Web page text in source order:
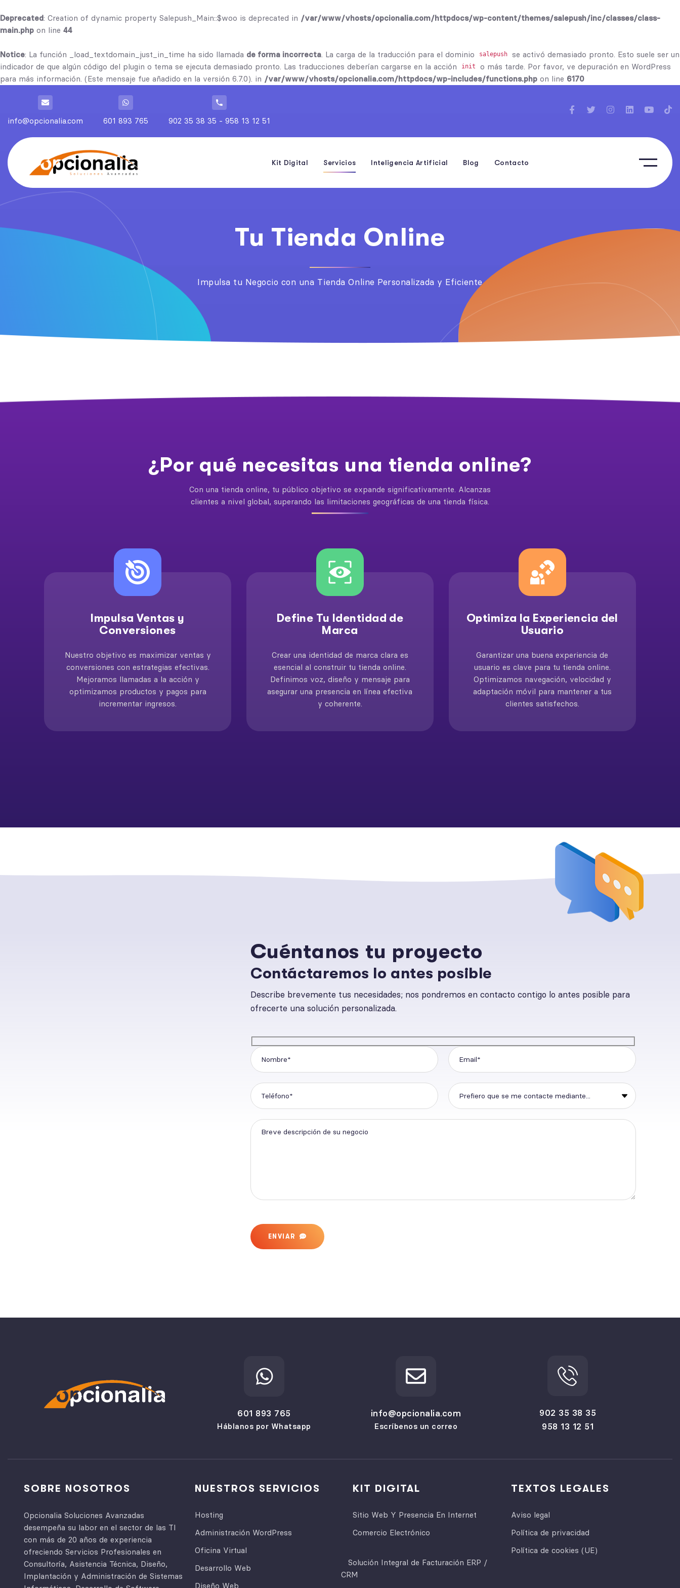
Deprecated: Creation of dynamic property Salepush_Main::$woo is deprecated in /var/www/vhosts/opcionalia.com/httpdocs/wp-content/themes/salepush/inc/classes/class-
main.php on line 44
Notice: La función _load_textdomain_just_in_time ha sido llamada de forma incorrecta. La carga de la traducción para el dominio salepush
se activó demasiado pronto. Esto suele ser un
indicador de que algún código del plugin o tema se ejecuta demasiado pronto. Las traducciones deberían cargarse en la acción
init o más tarde. Por favor, ve depuración en WordPress
para más información. (Este mensaje fue añadido en la versión 6.7.0). in /var/www/vhosts/opcionalia.com/httpdocs/wp-includes/functions.php on line 6170
info@opcionalia.com 601 893 765 902 35 38 35 - 958 13 12 51
Kit Digital Servicios Inteligencia Artificial Blog Contacto
Tu Tienda Online
Impulsa tu Negocio con una Tienda Online Personalizada y Eficiente
¿Por qué necesitas una tienda online?
Con una tienda online, tu público objetivo se expande significativamente. Alcanzas
clientes a nivel global, superando las limitaciones geográficas de una tienda física.
Impulsa Ventas y
Conversiones
Nuestro objetivo es maximizar ventas y
conversiones con estrategias efectivas.
Mejoramos llamadas a la acción y
optimizamos productos y pagos para
incrementar ingresos.
Define Tu Identidad de
Marca
Crear una identidad de marca clara es
esencial al construir tu tienda online.
Definimos voz, diseño y mensaje para
asegurar una presencia en línea efectiva
y coherente.
Optimiza la Experiencia del
Usuario
Garantizar una buena experiencia de
usuario es clave para tu tienda online.
Optimizamos navegación, velocidad y
adaptación móvil para mantener a tus
clientes satisfechos.
Cuéntanos tu proyecto
Contáctaremos lo antes posible
Describe brevemente tus necesidades; nos pondremos en contacto contigo lo antes posible para
ofrecerte una solución personalizada.
ENVIAR
601 893 765
Háblanos por Whatsapp
info@opcionalia.com
Escríbenos un correo
902 35 38 35
958 13 12 51
SOBRE NOSOTROS
Opcionalia Soluciones Avanzadas
desempeña su labor en el sector de las TI
con más de 20 años de experiencia
ofreciendo Servicios Profesionales en
Consultoría, Asistencia Técnica, Diseño,
Implantación y Administración de Sistemas
NUESTROS SERVICIOS
Hosting
Administración WordPress
Oficina Virtual
Desarrollo Web
Diseño Web
KIT DIGITAL
Sitio Web Y Presencia En Internet
Comercio Electrónico
Solución Integral de Facturación ERP /
CRM
TEXTOS LEGALES
Aviso legal
Política de privacidad
Política de cookies (UE)